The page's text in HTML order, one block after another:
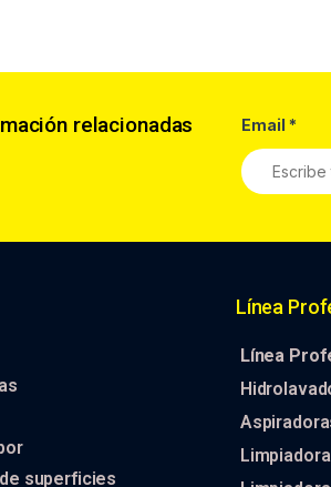
relacionadas
Email *
superficies
Línea
Línea